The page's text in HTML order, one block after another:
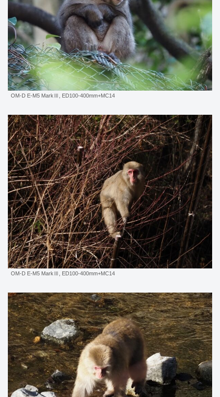
OM-D E-M5 MarkⅢ, ED100-400mm+MC14
OM-D E-M5 MarkⅢ, ED100-400mm+MC14